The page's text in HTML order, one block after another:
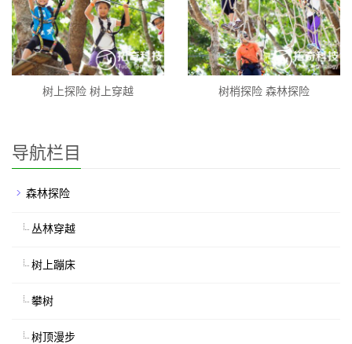
树上探险 树上穿越 树梢探险 森林探险
导航栏目
森林探险
丛林穿越
树上蹦床
攀树
树顶漫步